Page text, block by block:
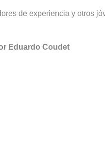
de experiencia y otros
Eduardo Coudet